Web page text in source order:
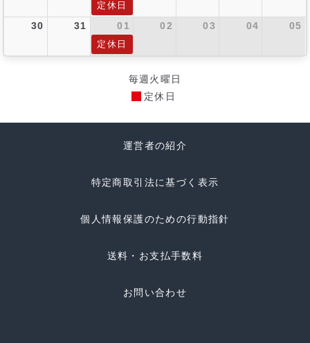
定休日
30 31 01 02 03 04 05
定休日
毎週火曜日
定休日
運営者の紹介
特定商取引法に基づく表示
個人情報保護のための行動指針
送料・お支払手数料
お問い合わせ